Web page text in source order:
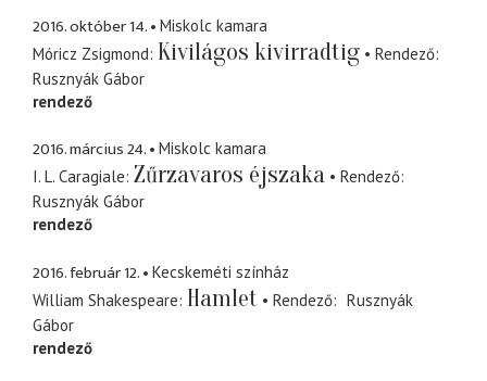
2016. október 14.
Miskolc kamara
Móricz Zsigmond Kivilágos kivirradtig
Rendező
Rusznyák Gábor
rendező
2016. március 24.
Miskolc kamara
I. L. Caragiale Zűrzavaros éjszaka
Rendező
Rusznyák Gábor
rendező
2016. február 12.
Kecskeméti színház
William Shakespeare Hamlet Rendező
Rusznyák
Gábor
rendező